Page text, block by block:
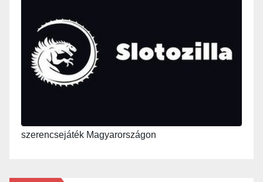
szerencsejáték Magyarországon